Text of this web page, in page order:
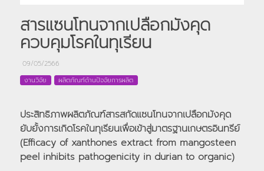
สารแซนโทนจากเปลือกมังคุด
ควบคุมโรคในทุเรียน
09/05/2566
งานวิจัย
ผลิตภัณฑ์ด้านปัจจัยการผลิต
ประสิทธิภาพผลิตภัณฑ์สารสกัดแซนโทนจากเปลือกมังคุด
ยับยั้งการเกิดโรคในทุเรียนเพื่อเข้าสู่มาตรฐานเกษตรอินทรีย์
(Efficacy of xanthones extract from mangosteen
peel inhibits pathogenicity in durian to organic)